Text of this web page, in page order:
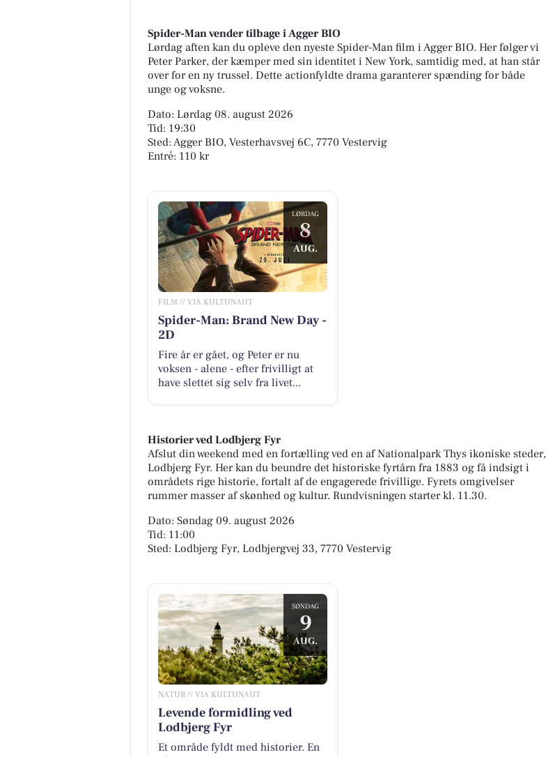
Spider-Man vender tilbage i Agger BIO
Lørdag aften kan du opleve den nyeste Spider-Man film i Agger BIO. Her følger vi
Peter Parker, der kæmper med sin identitet i New York, samtidig med, at han står
over for en ny trussel. Dette actionfyldte drama garanterer spænding for både
unge og voksne.
Dato: Lørdag 08. august 2026
Tid: 19:30
Sted: Agger BIO, Vesterhavsvej 6C, 7770 Vestervig
Entré: 110 kr
LØRDAG
8
AUG.
FILM // VIA KULTUNAUT
Spider-Man: Brand New Day -
2D
Fire år er gået, og Peter er nu
voksen - alene - efter frivilligt at
have slettet sig selv fra livet...
Historier ved Lodbjerg Fyr
Afslut din weekend med en fortælling ved en af Nationalpark Thys ikoniske steder,
Lodbjerg Fyr. Her kan du beundre det historiske fyrtårn fra 1883 og få indsigt i
områdets rige historie, fortalt af de engagerede frivillige. Fyrets omgivelser
rummer masser af skønhed og kultur. Rundvisningen starter kl. 11.30.
Dato: Søndag 09. august 2026
Tid: 11:00
Sted: Lodbjerg Fyr, Lodbjergvej 33, 7770 Vestervig
SØNDAG
9
AUG.
NATUR // VIA KULTUNAUT
Levende formidling ved
Lodbjerg Fyr
Et område fyldt med historier. En